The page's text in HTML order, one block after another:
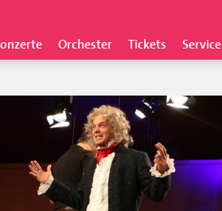
Orchester Tickets Service